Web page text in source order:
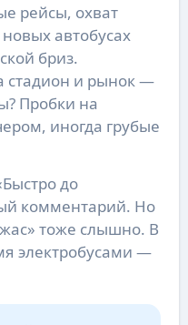
рейсы, охват
автобусах
бриз.
стадион и рынок —
Пробки на
иногда грубые
до
комментарий. Но
тоже слышно. В
электробусами —